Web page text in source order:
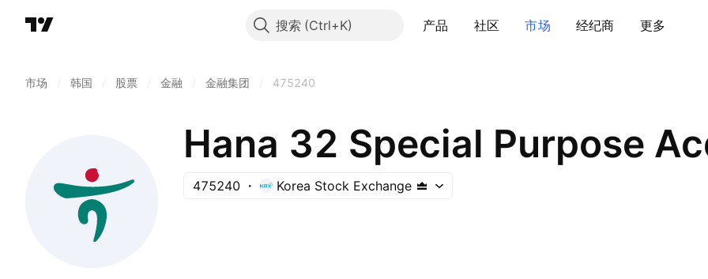
搜索 产品 社区 市场 经纪商 更多
市场 韩国 股票 金融 金融集团 475240
475240 Korea Stock Exchange